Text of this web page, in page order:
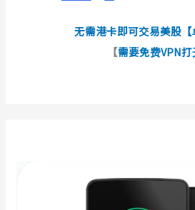
无需港卡即可交易美股【
【需要免费VPN打